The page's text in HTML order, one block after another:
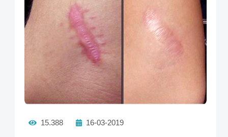
15.388 16-03-2019